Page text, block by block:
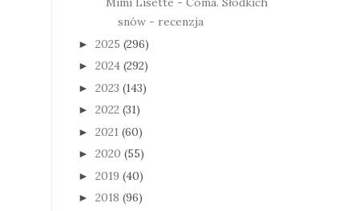
snów - recenzja
► 2025 (296)
► 2024 (292)
► 2023 (143)
► 2022 (31)
► 2021 (60)
► 2020 (55)
► 2019 (40)
► 2018 (96)